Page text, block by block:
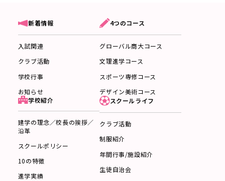
新着情報
入試関連
クラブ活動
学校行事
お知らせ
4つのコース
グローバル商大コース
文理進学コース
スポーツ専修コース
デザイン美術コース
学校紹介
建学の理念／校長の挨拶／
沿革
スクールポリシー
10の特徴
進学実績
スクールライフ
クラブ活動
制服紹介
年間行事/施設紹介
生徒自治会